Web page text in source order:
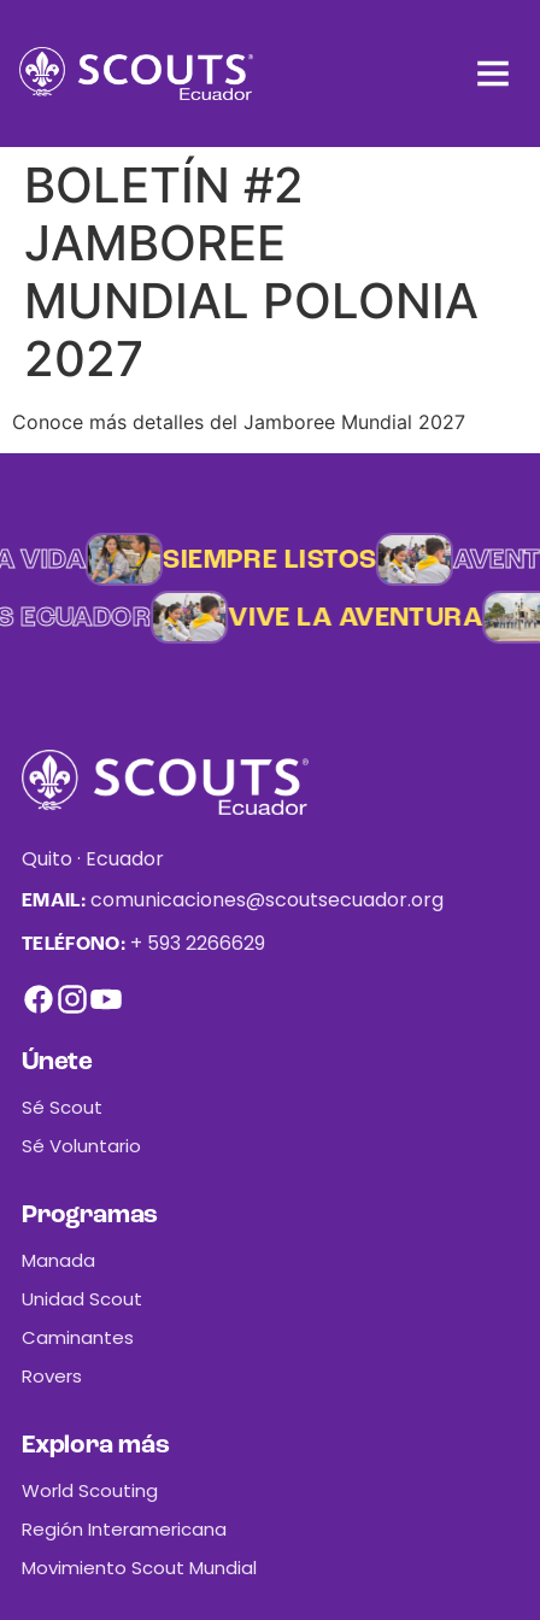
BOLETÍN #2
JAMBOREE
MUNDIAL POLONIA
2027
Conoce más detalles del Jamboree Mundial 2027
VIDA SIEMPRE LISTOS
ECUADOR VIVE LA AVENTURA
Quito · Ecuador
EMAIL: comunicaciones@scoutsecuador.org
TELÉFONO: + 593 2266629
Únete
Sé Scout
Sé Voluntario
Programas
Manada
Unidad Scout
Caminantes
Rovers
Explora más
World Scouting
Región Interamericana
Movimiento Scout Mundial